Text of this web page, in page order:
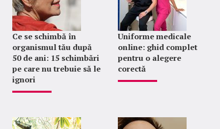
Ce se schimbă în
organismul tău după
50 de ani: 15 schimbări
pe care nu trebuie să le
ignori
Uniforme medicale
online: ghid complet
pentru o alegere
corectă